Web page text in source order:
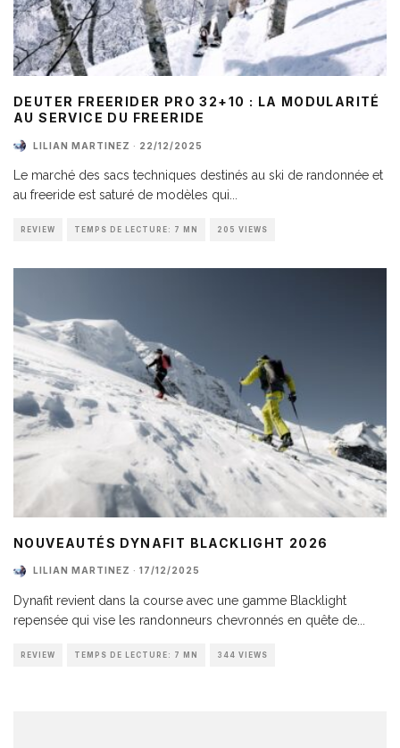
DEUTER FREERIDER PRO 32+10 : LA MODULARITÉ
AU SERVICE DU FREERIDE
LILIAN MARTINEZ · 22/12/2025
Le marché des sacs techniques destinés au ski de randonnée et
au freeride est saturé de modèles qui
REVIEW TEMPS DE LECTURE: 7 MN 205 VIEWS
NOUVEAUTÉS DYNAFIT BLACKLIGHT 2026
LILIAN MARTINEZ · 17/12/2025
Dynafit revient dans la course avec une gamme Blacklight
repensée qui vise les randonneurs chevronnés en quête de
REVIEW TEMPS DE LECTURE: 7 MN 344 VIEWS